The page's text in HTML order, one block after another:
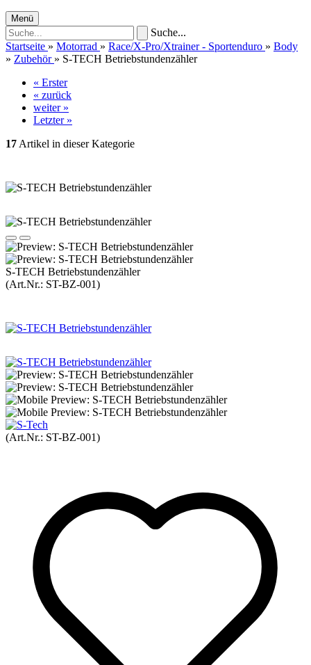
Menü
Suche...
Startseite » Motorrad » Race/X-Pro/Xtrainer - Sportenduro » Body
» Zubehör » S-TECH Betriebstundenzähler
« Erster
« zurück
weiter »
Letzter »
17 Artikel in dieser Kategorie
S-TECH Betriebstundenzähler
(Art.Nr.: ST-BZ-001)
(Art.Nr.: ST-BZ-001)